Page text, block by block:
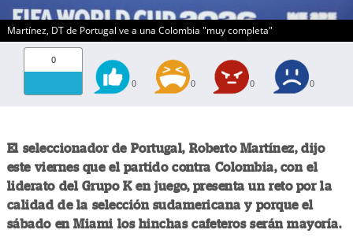
Martínez, DT de Portugal ve a una Colombia "muy completa"
0
0 0 0 0
El seleccionador de Portugal, Roberto Martínez, dijo
este viernes que el partido contra Colombia, con el
liderato del Grupo K en juego, presenta un reto por la
calidad de la selección sudamericana y porque el
sábado en Miami los hinchas cafeteros serán mayoría.